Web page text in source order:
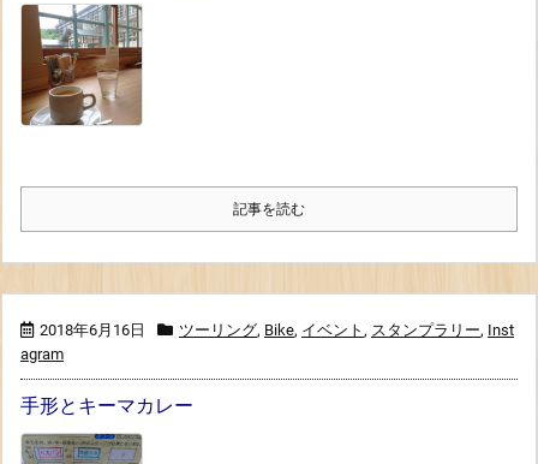
記事を読む
2018年6月16日 ツーリング, Bike, イベント , スタンプラリー, Inst
agram
手形とキーマカレー